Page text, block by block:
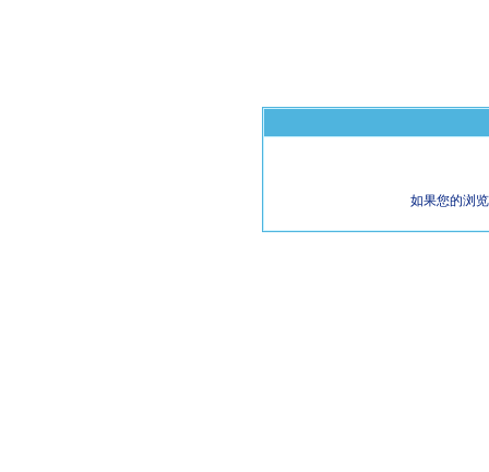
如果您的浏